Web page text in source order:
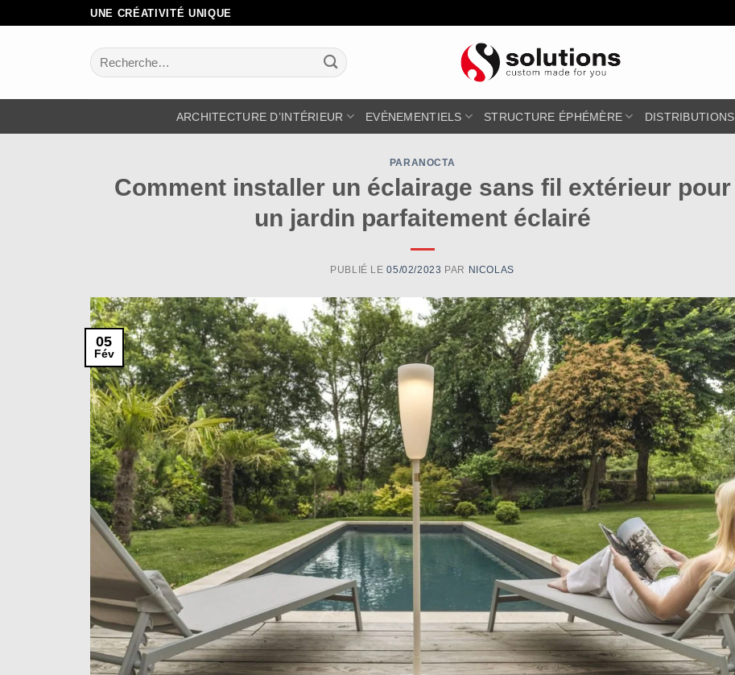
UNE CRÉATIVITÉ UNIQUE
Recherche
pour :
ARCHITECTURE D’INTÉRIEUR EVÉNEMENTIELS STRUCTURE ÉPHÉMÈRE DISTRIBUTIONS
PARANOCTA
Comment installer un éclairage sans fil extérieur pour
un jardin parfaitement éclairé
PUBLIÉ LE05/02/2023 PAR NICOLAS
05
Fév